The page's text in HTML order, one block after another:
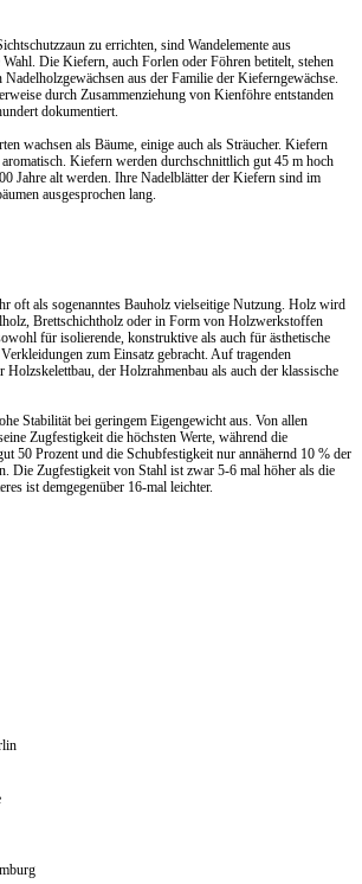
zu errichten, sind Wandelemente aus
Die Kiefern, auch Forlen oder Föhren betitelt, stehen
aus der Familie der Kieferngewächse.
durch Zusammenziehung von Kienföhre entstanden
dokumentiert.
wachsen als Bäume, einige auch als Sträucher. Kiefern
Kiefern werden durchschnittlich gut 45 m hoch
Jahre alt werden. Ihre Nadelblätter der Kiefern sind im
ausgesprochen lang.
oft als sogenanntes Bauholz vielseitige Nutzung. Holz wird
Brettschichtholz oder in Form von Holzwerkstoffen
für isolierende, konstruktive als auch für ästhetische
zum Einsatz gebracht. Auf tragenden
der Holzrahmenbau als auch der klassische
Stabilität bei geringem Eigengewicht aus. Von allen
Zugfestigkeit die höchsten Werte, während die
50 Prozent und die Schubfestigkeit nur annähernd 10 % der
Die Zugfestigkeit von Stahl ist zwar 5-6 mal höher als die
ist demgegenüber 16-mal leichter.